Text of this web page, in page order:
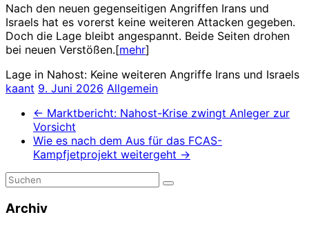
Nach den neuen gegenseitigen Angriffen Irans und
Israels hat es vorerst keine weiteren Attacken gegeben.
Doch die Lage bleibt angespannt. Beide Seiten drohen
bei neuen Verstößen.[mehr]
Lage in Nahost: Keine weiteren Angriffe Irans und Israels
kaant 9. Juni 2026 Allgemein
← Marktbericht: Nahost-Krise zwingt Anleger zur
Vorsicht
Wie es nach dem Aus für das FCAS-
Kampfjetprojekt weitergeht →
Archiv